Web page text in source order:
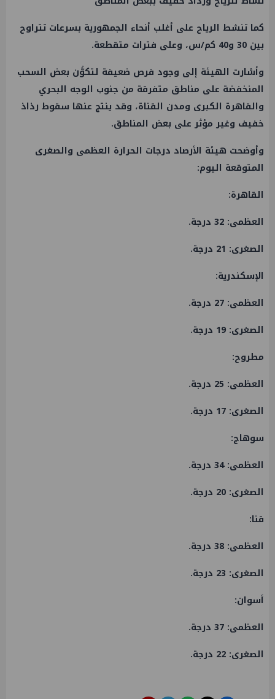
كما تنشط الرياح على أغلب أنحاء الجمهورية بسرعات تتراوح
بين 30 و40 كم/س، وعلى فترات متقطعة.
وأشارت الهيئة إلى وجود فرص ضعيفة لتكوُّن بعض السحب
المنخفضة على مناطق متفرقة من جنوب الوجه البحري
والقاهرة الكبرى ومدن القناة، وقد ينتج عنها سقوط رذاذ
خفيف وغير مؤثر على بعض المناطق.
وأوضحت هيئة الأرصاد درجات الحرارة العظمى والصغرى
المتوقعة اليوم:
​القاهرة:
العظمى: 32 درجة.
الصغرى: 21 درجة.
​الإسكندرية:
العظمى: 27 درجة.
الصغرى: 19 درجة.
​مطروح:
العظمى: 25 درجة.
الصغرى: 17 درجة.
​سوهاج:
العظمى: 34 درجة.
الصغرى: 20 درجة.
​قنا:
العظمى: 38 درجة.
الصغرى: 23 درجة.
​أسوان:
العظمى: 37 درجة.
الصغرى: 22 درجة.